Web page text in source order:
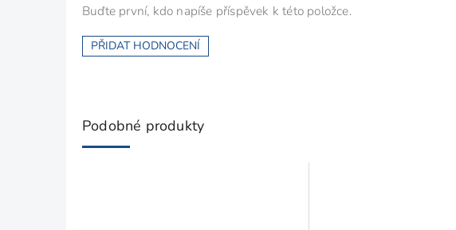
Buďte první, kdo napíše příspěvek k této položce.
PŘIDAT HODNOCENÍ
Podobné produkty